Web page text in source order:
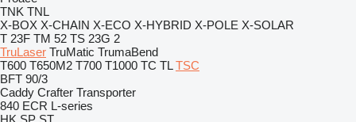
TNK TNL
X-BOX X-CHAIN X-ECO X-HYBRID X-POLE X-SOLAR
T 23F TM 52 TS 23G 2
TruLaser TruMatic TrumaBend
T600 T650M2 T700 T1000 TC TL TSC
BFT 90/3
Caddy Crafter Transporter
840 ECR L-series
HK SP ST